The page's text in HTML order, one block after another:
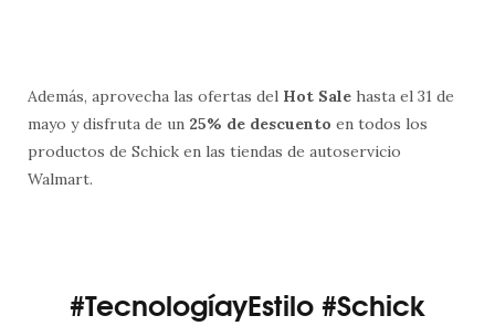
Además, aprovecha las ofertas del Hot Sale hasta el 31 de
mayo y disfruta de un 25% de descuento en todos los
productos de Schick en las tiendas de autoservicio
Walmart.
#TecnologíayEstilo #Schick